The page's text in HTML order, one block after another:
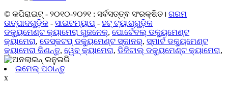
© କପିରାଇଟ୍ - ୨୦୧୦-୨୦୨୧ : ସର୍ବସତ୍ତ୍ଵ ସଂରକ୍ଷିତ। ଗରମ
ଉତ୍ପାଦଗୁଡ଼ିକ - ସାଇଟମ୍ୟାପ୍ - ହଟ୍ ଟ୍ୟାଗ୍‌ଗୁଡ଼ିକ
ଡକ୍ୟୁମେଣ୍ଟ କ୍ୟାମେରା ଗୁଜନେକ୍, ପୋର୍ଟେବଲ୍ ଡକ୍ୟୁମେଣ୍ଟ
କ୍ୟାମେରା, ଡେସ୍କଟପ୍ ଡକ୍ୟୁମେଣ୍ଟ ସ୍କାନର୍, ସ୍ମାର୍ଟ ଡକ୍ୟୁମେଣ୍ଟ
କ୍ୟାମେରା କିଣନ୍ତୁ, ୱେବ୍ କ୍ୟାମେରା, ଡିଜିଟାଲ୍ ଡକ୍ୟୁମେଣ୍ଟ କ୍ୟାମେରା,
ଇମେଲ୍ ପଠାନ୍ତୁ
x